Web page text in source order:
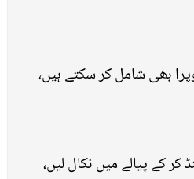
بھی شامل کر سکتے ہیں،
کے پیالے میں نکال لیں،